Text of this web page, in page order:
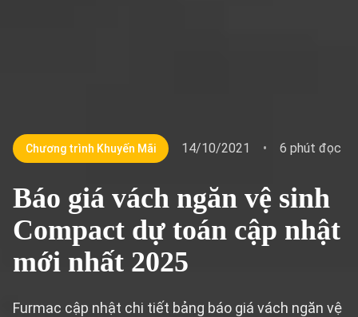
Chương trình Khuyến Mãi 14/10/2021 • 6 phút đọc
Báo giá vách ngăn vệ sinh
Compact dự toán cập nhật
mới nhất 2025
Furmac cập nhật chi tiết bảng báo giá vách ngăn vệ